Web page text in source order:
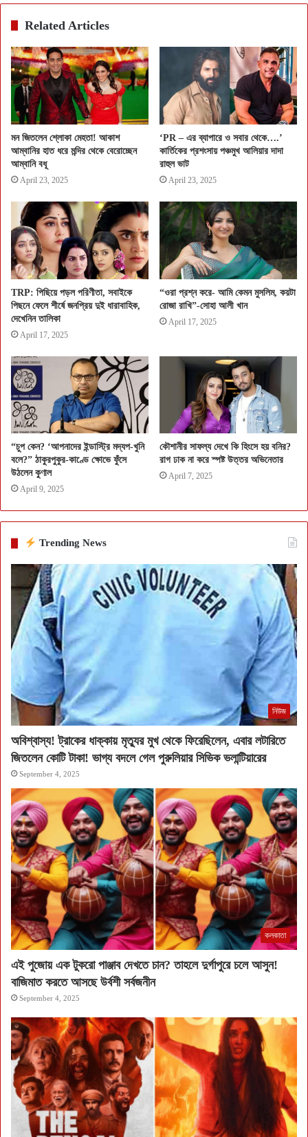
Related Articles
মন জিতলেন শ্লোকা মেহতা! আকাশ
আম্বানির হাত ধরে মন্দির থেকে বেরোচ্ছেন
আম্বানি বধূ
April 23, 2025
‘PR – এর ব্যাপারে ও সবার থেকে….’
কার্তিকের প্রশংসায় পঞ্চমুখ আলিয়ার দাদা
রাহুল ভাট
April 23, 2025
TRP: পিছিয়ে পড়ল পরিণীতা, সবাইকে
পিছনে ফেলে শীর্ষে জনপ্রিয় দুই ধারাবাহিক,
দেখেনিন তালিকা
April 17, 2025
“ওরা প্রশ্ন করে- আমি কেমন মুসলিম, কয়টা
রোজা রাখি”-সোহা আলী খান
April 17, 2025
“চুপ কেন? ‘আপনাদের ইন্ডাস্ট্রি মদ্যপ-খুনি
বলে?” ঠাকুরপুকুর-কাণ্ডে ক্ষোভে ফুঁসে
উঠলেন কুণাল
April 9, 2025
কৌশানীর সাফল্য দেখে কি হিংসে হয় বনির?
রাগ ঢাক না করে স্পষ্ট উত্তর অভিনেতার
April 7, 2025
Trending News
নিউজ
অবিশ্বাস্য! ট্রাকের ধাক্কায় মৃত্যুর মুখ থেকে ফিরেছিলেন, এবার লটারিতে
জিতলেন কোটি টাকা! ভাগ্য বদলে গেল পুরুলিয়ার সিভিক ভলান্টিয়ারের
September 4, 2025
কলকাতা
এই পুজোয় এক টুকরো পাঞ্জাব দেখতে চান? তাহলে দুর্গাপুরে চলে আসুন!
বাজিমাত করতে আসছে উর্বশী সর্বজনীন
September 4, 2025